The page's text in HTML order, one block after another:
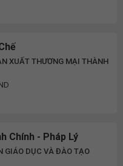
XUẤT THƯƠNG MẠI THÀNH
Chính - Pháp Lý
GIÁO DỤC VÀ ĐÀO TẠO